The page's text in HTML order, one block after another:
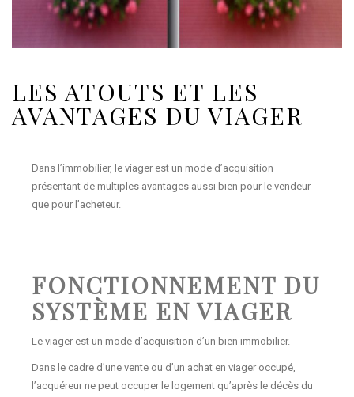
LES ATOUTS ET LES
AVANTAGES DU VIAGER
Dans l’immobilier, le viager est un mode d’acquisition
présentant de multiples avantages aussi bien pour le vendeur
que pour l’acheteur.
FONCTIONNEMENT DU
SYSTÈME EN VIAGER
Le viager est un mode d’acquisition d’un bien immobilier.
Dans le cadre d’une vente ou d’un achat en viager occupé,
l’acquéreur ne peut occuper le logement qu’après le décès du